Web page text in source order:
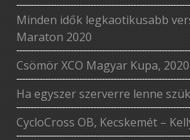
Minden idők legkaotikusabb
Maraton 2020
Csömör XCO Magyar Kupa,
Ha egyszer szerverre lenne
CycloCross OB, Kecskemét –